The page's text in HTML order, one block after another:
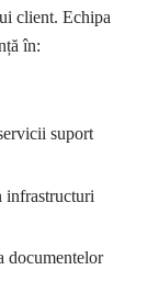
client. Echipa
în:
suport
infrastructuri
documentelor